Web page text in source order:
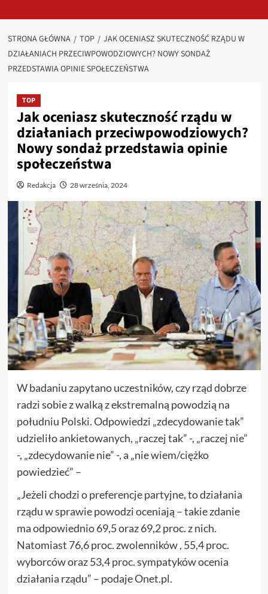
STRONA GŁÓWNA TOP
JAK OCENIASZ SKUTECZNOŚĆ RZĄDU W
DZIAŁANIACH PRZECIWPOWODZIOWYCH? NOWY SONDAŻ
PRZEDSTAWIA OPINIE SPOŁECZEŃSTWA
TOP
Jak oceniasz skuteczność rządu w
działaniach przeciwpowodziowych?
Nowy sondaż przedstawia opinie
społeczeństwa
Redakcja 28 września, 2024
W badaniu zapytano uczestników, czy rząd dobrze
radzi sobie z walką z ekstremalną powodzią na
południu Polski. Odpowiedzi „zdecydowanie tak”
udzieliło ankietowanych, „raczej tak” -, „raczej nie”
-, „zdecydowanie nie” -, a „nie wiem/ciężko
powiedzieć” –
„Jeżeli chodzi o preferencje partyjne, to działania
rządu w sprawie powodzi oceniają – takie zdanie
ma odpowiednio 69,5 oraz 69,2 proc. z nich.
Natomiast 76,6 proc. zwolenników , 55,4 proc.
wyborców oraz 53,4 proc. sympatyków ocenia
działania rządu” – podaje Onet.pl.